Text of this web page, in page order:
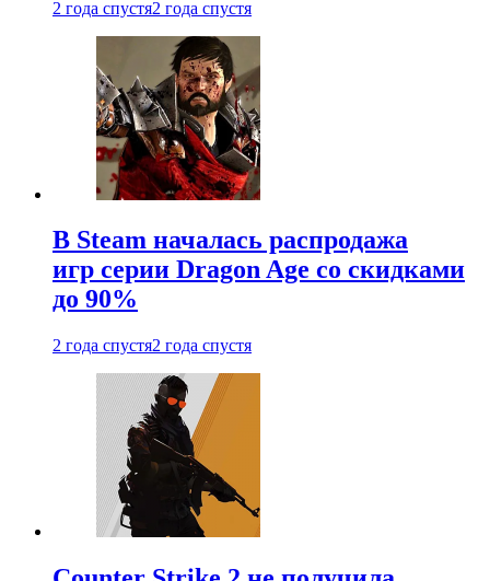
2 года спустя2 года спустя
В Steam началась распродажа
игр серии Dragon Age со скидками
до 90%
2 года спустя2 года спустя